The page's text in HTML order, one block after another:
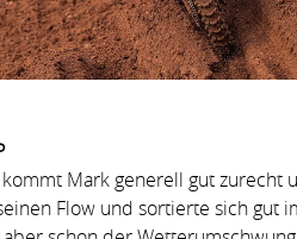
Mark generell gut zurecht
Flow und sortierte sich gut